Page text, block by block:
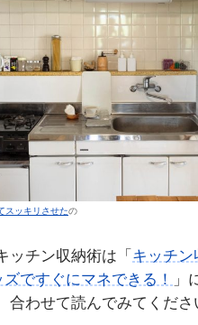
スッキリさせたの
ッチン収納術は「キッチン
ですぐにマネできる！
」
合わせて読んでみてくださ